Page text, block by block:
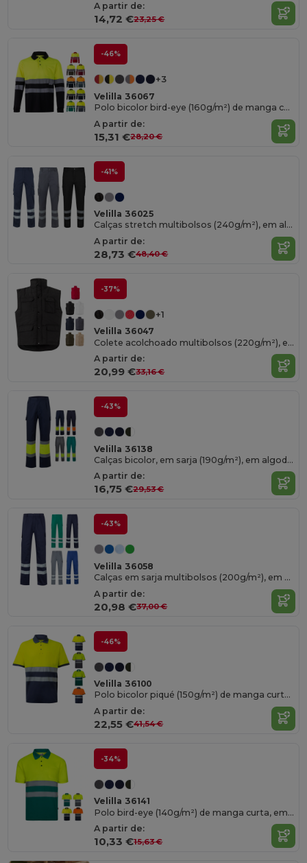
A partir de:
14,72 €23,25 €
-46%
+3
Velilla 36067
Polo bicolor bird-eye (160g/m²) de manga comprida, em poliéster (100%)
A partir de:
15,31 €28,20 €
-41%
Velilla 36025
Calças stretch multibolsos (240g/m²), em algodão (46%), EME (38%) e poliéster (16%)
A partir de:
28,73 €48,40 €
-37%
+1
Velilla 36047
Colete acolchoado multibolsos (220g/m²), em poliéster (100%)
A partir de:
20,99 €33,16 €
-43%
Velilla 36138
Calças bicolor, em sarja (190g/m²), em algodão (20%) e poliéster (80%)
A partir de:
16,75 €29,53 €
-43%
Velilla 36058
Calças em sarja multibolsos (200g/m²), em algodão (35%) e poliéster (65%)
A partir de:
20,98 €37,00 €
-46%
Velilla 36100
Polo bicolor piqué (150g/m²) de manga curta, em algodão (55%) e poliéster (45%)
A partir de:
22,55 €41,54 €
-34%
Velilla 36141
Polo bird-eye (140g/m²) de manga curta, em poliéster (100%)
A partir de:
10,33 €15,63 €